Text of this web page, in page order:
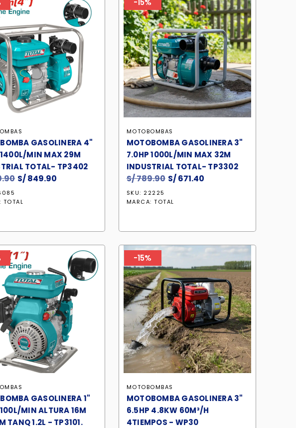
GASOLINERA 4"
MIN MAX 29M
TOTAL- TP3402
El
original
S/849.90
TOTAL
-15%
MOTOBOMBAS
MOTOBOMBA GASOLINERA 3"
7.0HP 1000L/MIN MAX 32M
INDUSTRIAL TOTAL- TP3302
S/789.90 El
original
S/671.40
SKU: 22225
MARCA:TOTAL
GASOLINERA 1"
MIN ALTURA 16M
TANQ 1.2L - TP3101.
-15%
MOTOBOMBAS
MOTOBOMBA GASOLINERA 3"
6.5HP 4.8KW 60M³/H
4TIEMPOS - WP30